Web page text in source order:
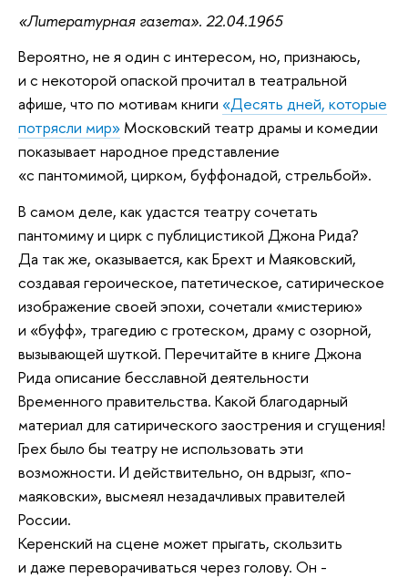
«Литературная газета». 22.04.1965
Вероятно, не я один с интересом, но, признаюсь,
и с некоторой опаской прочитал в театральной
афише, что по мотивам книги «Десять дней, которые
потрясли мир» Московский театр драмы и комедии
показывает народное представление
«с пантомимой, цирком, буффонадой, стрельбой».
В самом деле, как удастся театру сочетать
пантомиму и цирк с публицистикой Джона Рида?
Да так же, оказывается, как Брехт и Маяковский,
создавая героическое, патетическое, сатирическое
изображение своей эпохи, сочетали «мистерию»
и «буфф», трагедию с гротеском, драму с озорной,
вызывающей шуткой. Перечитайте в книге Джона
Рида описание бесславной деятельности
Временного правительства. Какой благодарный
материал для сатирического заострения и сгущения!
Грех было бы театру не использовать эти
возможности. И действительно, он вдрызг, «по-
маяковски», высмеял незадачливых правителей
России.
Керенский на сцене может прыгать, скользить
и даже переворачиваться через голову. Он -